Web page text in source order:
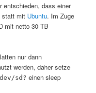
entschieden, dass einer
statt mit Ubuntu. Im Zuge
mit netto 30 TB
nur dann
werden, daher setze
sd? einen sleep